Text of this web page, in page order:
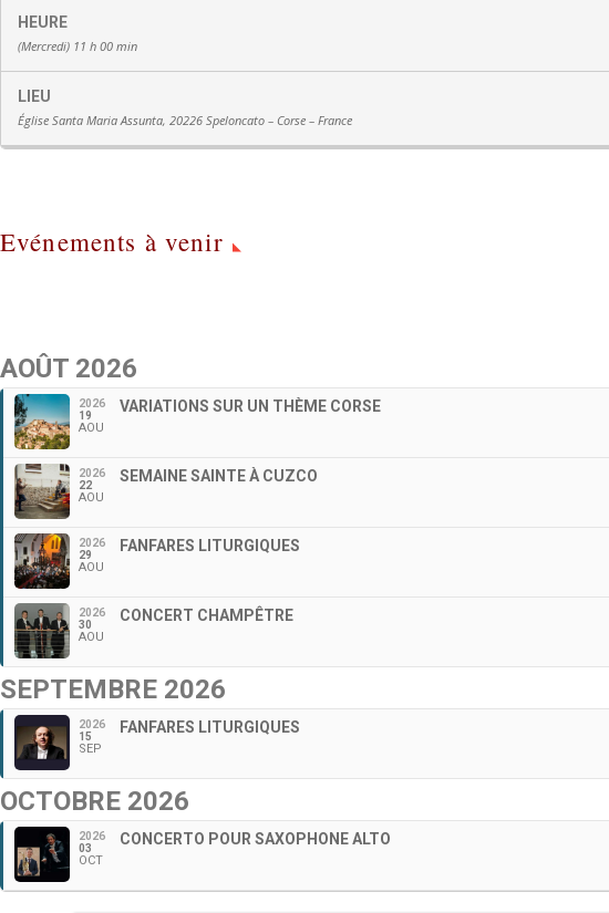
HEURE
(Mercredi) 11 h 00 min
LIEU
Église Santa Maria Assunta, 20226 Speloncato – Corse – France
Evénements à venir
AOÛT 2026
2026
19
AOU
VARIATIONS SUR UN THÈME CORSE
2026
22
AOU
SEMAINE SAINTE À CUZCO
2026
29
AOU
FANFARES LITURGIQUES
2026
30
AOU
CONCERT CHAMPÊTRE
SEPTEMBRE 2026
2026
15
SEP
FANFARES LITURGIQUES
OCTOBRE 2026
2026
03
OCT
CONCERTO POUR SAXOPHONE ALTO